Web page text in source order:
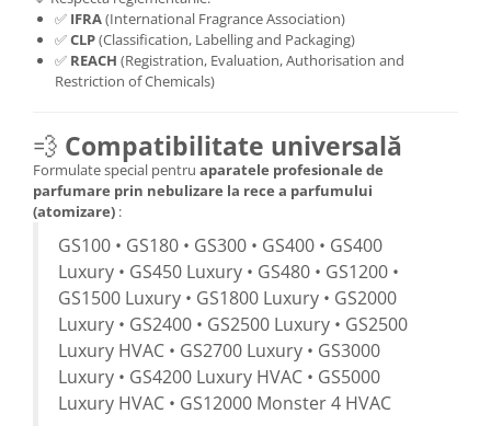
✅ IFRA(International Fragrance Association)
✅CLP(Classification, Labelling and Packaging)
✅ REACH (Registration, Evaluation, Authorisation and
Restriction of Chemicals)
💨 Compatibilitate universală
Formulate special pentru aparatele profesionale de
parfumare prin nebulizare la rece a parfumului
(atomizare) :
GS100 • GS180 • GS300 • GS400 • GS400
Luxury • GS450 Luxury • GS480 • GS1200 •
GS1500 Luxury • GS1800 Luxury • GS2000
Luxury • GS2400 • GS2500 Luxury • GS2500
Luxury HVAC • GS2700 Luxury • GS3000
Luxury • GS4200 Luxury HVAC • GS5000
Luxury HVAC • GS12000 Monster 4 HVAC